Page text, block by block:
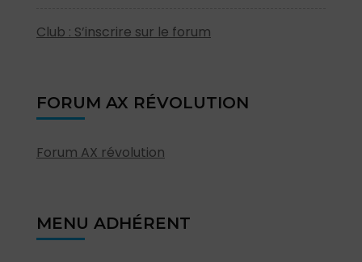
Club : S’inscrire sur le forum
FORUM AX RÉVOLUTION
Forum AX révolution
MENU ADHÉRENT